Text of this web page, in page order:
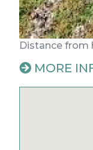
Distance from
MORE